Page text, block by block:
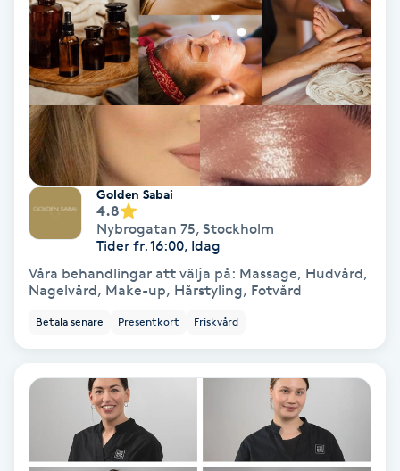
Singelfransar
Sjukgymnastik
Skalpmassage
Skinbooster
Sklerosering
Skäggklippning
Skäggtrimmning
Golden Sabai
4.8
Nybrogatan 75, Stockholm
Tider fr. 16:00, Idag
Våra behandlingar att välja på: Massage, Hudvård,
Nagelvård, Make-up, Hårstyling, Fotvård
Betala senare Presentkort Friskvård